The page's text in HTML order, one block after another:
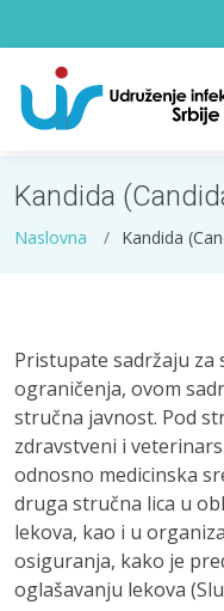
Kandida
Naslovna Kandida
Pristupate sadržaju
ograničenja, ovom
stručna javnost. Pod
zdravstveni i
odnosno medicinska
druga stručna lica u
lekova, kao i u
osiguranja, kako je
oglašavanju lekova